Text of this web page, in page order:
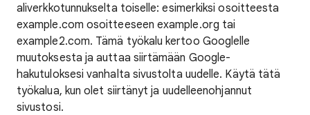
aliverkkotunnukselta toiselle: esimerkiksi osoitteesta
example.com osoitteeseen example.org tai
example2.com. Tämä työkalu kertoo Googlelle
muutoksesta ja auttaa siirtämään Google-
hakutuloksesi vanhalta sivustolta uudelle. Käytä tätä
työkalua, kun olet siirtänyt ja uudelleenohjannut
sivustosi.